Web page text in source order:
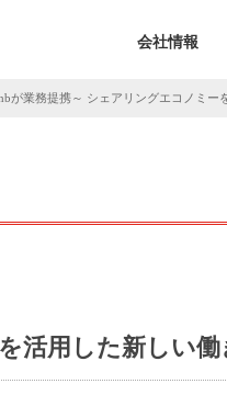
会社情報
が業務提携～ シェアリングエコノミー
活用した新しい